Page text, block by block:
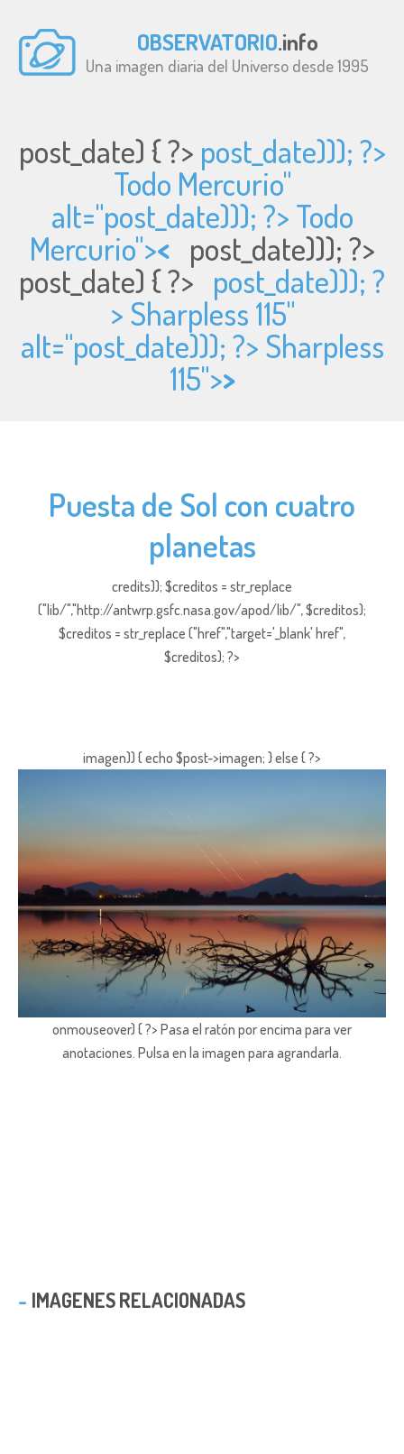
OBSERVATORIO.info
Una imagen diaria del Universo desde 1995
post_date) { ?> post_date))); ?>
Todo Mercurio"
alt="post_date))); ?> Todo
Mercurio">< post_date))); ?>
post_date) { ?> post_date))); ?
> Sharpless 115"
alt="post_date))); ?> Sharpless
115">>
Puesta de Sol con cuatro
planetas
credits)); $creditos = str_replace
("lib/","http://antwrp.gsfc.nasa.gov/apod/lib/", $creditos);
$creditos = str_replace ("href","target='_blank' href",
$creditos); ?>
imagen)) { echo $post->imagen; } else { ?>
onmouseover) { ?> Pasa el ratón por encima para ver
anotaciones. Pulsa en la imagen para agrandarla.
IMAGENES RELACIONADAS